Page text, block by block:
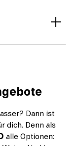
Dann ist
dich. Denn als
alle Optionen: